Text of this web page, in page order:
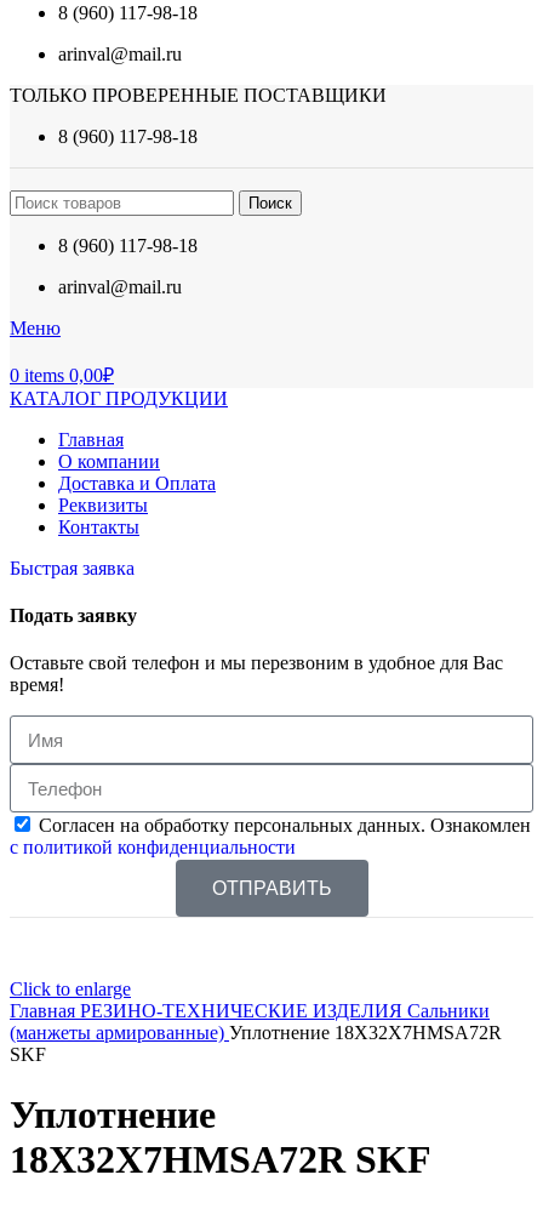
8 (960) 117-98-18
arinval@mail.ru
ТОЛЬКО ПРОВЕРЕННЫЕ ПОСТАВЩИКИ
8 (960) 117-98-18
Поиск
8 (960) 117-98-18
arinval@mail.ru
Меню
0 items 0,00₽
КАТАЛОГ ПРОДУКЦИИ
Главная
О компании
Доставка и Оплата
Реквизиты
Контакты
Быстрая заявка
Подать заявку
Оставьте свой телефон и мы перезвоним в удобное для Вас
время!
Согласен на обработку персональных данных. Ознакомлен
с политикой конфиденциальности
ОТПРАВИТЬ
Click to enlarge
Главная РЕЗИНО-ТЕХНИЧЕСКИЕ ИЗДЕЛИЯ Сальники
(манжеты армированные) Уплотнение 18X32X7HMSA72R
SKF
Уплотнение
18X32X7HMSA72R SKF